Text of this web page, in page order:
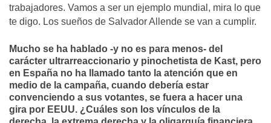
trabajadores. Vamos a ser un ejemplo mundial, mira lo que
te digo. Los sueños de Salvador Allende se van a cumplir.
Mucho se ha hablado -y no es para menos- del
carácter ultrarreaccionario y pinochetista de Kast, pero
en España no ha llamado tanto la atención que en
medio de la campaña, cuando debería estar
convenciendo a sus votantes, se fuera a hacer una
gira por EEUU. ¿Cuáles son los vínculos de la